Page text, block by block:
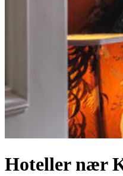
Hoteller nær